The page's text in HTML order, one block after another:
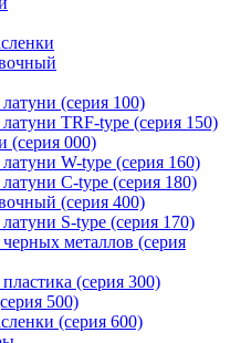
(серия 100)
TRF-type (серия 150)
(серия 000)
W-type (серия 160)
С-type (серия 180)
(серия 400)
S-type (серия 170)
металлов (серия
(серия 300)
500)
(серия 600)